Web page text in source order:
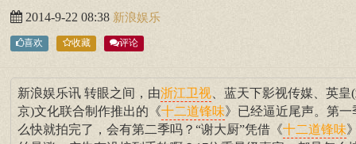
2014-9-22 08:38 新浪娱乐
喜欢 收藏 评论
新浪娱乐讯 转眼之间，由浙江卫视 、蓝天下影视传媒、英皇
京)文化联合制作推出的《十二道锋味》已经逼近尾声。第一
么快就拍完了，会有第二季吗？“谢大厨”凭借《十二道锋味